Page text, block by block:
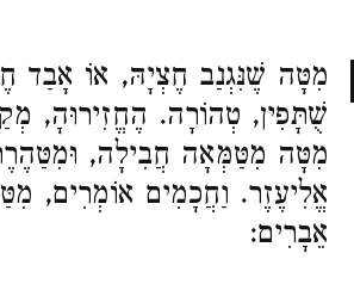
מִטָּה שֶׁנִּגְנַב חֶצְיָהּ, אוֹ אָבַד
שֻׁתָּפִין, טְהוֹרָה. הֶחֱזִירוּהָ,
מִטָּה מִטַּמְּאָה חֲבִילָה,
אֱלִיעֶזֶר. וַחֲכָמִים אוֹמְרִים,
אֵבָרִים: